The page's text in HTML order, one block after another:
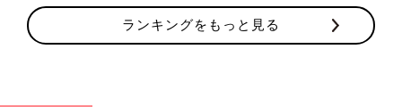
ランキングをもっと見る